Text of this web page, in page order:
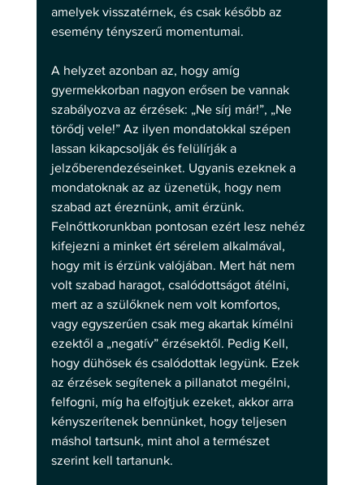
amelyek visszatérnek, és csak később az
esemény tényszerű momentumai.
A helyzet azonban az, hogy amíg
gyermekkorban nagyon erősen be vannak
szabályozva az érzések: „Ne sírj már!”, „Ne
törődj vele!” Az ilyen mondatokkal szépen
lassan kikapcsolják és felülírják a
jelzőberendezéseinket. Ugyanis ezeknek a
mondatoknak az az üzenetük, hogy nem
szabad azt éreznünk, amit érzünk.
Felnőttkorunkban pontosan ezért lesz nehéz
kifejezni a minket ért sérelem alkalmával,
hogy mit is érzünk valójában. Mert hát nem
volt szabad haragot, csalódottságot átélni,
mert az a szülőknek nem volt komfortos,
vagy egyszerűen csak meg akartak kímélni
ezektől a „negatív” érzésektől. Pedig Kell,
hogy dühösek és csalódottak legyünk. Ezek
az érzések segítenek a pillanatot megélni,
felfogni, míg ha elfojtjuk ezeket, akkor arra
kényszerítenek bennünket, hogy teljesen
máshol tartsunk, mint ahol a természet
szerint kell tartanunk.